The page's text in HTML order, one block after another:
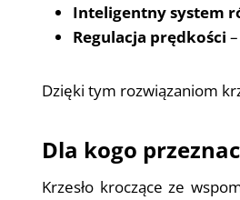
Inteligentny system
Regulacja prędkości
Dzięki tym rozwiązaniom
Dla kogo
Krzesło kroczące ze